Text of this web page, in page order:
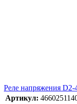
Реле напряжения D2-
Артикул: